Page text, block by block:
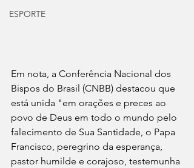
ESPORTE
Em nota, a Conferência Nacional dos
Bispos do Brasil (CNBB) destacou que
está unida "em orações e preces ao
povo de Deus em todo o mundo pelo
falecimento de Sua Santidade, o Papa
Francisco, peregrino da esperança,
pastor humilde e corajoso, testemunha